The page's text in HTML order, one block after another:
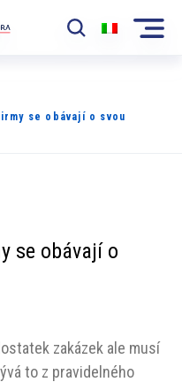
se obávají o svou
se obávají o
zakázek ale musí
to z pravidelného